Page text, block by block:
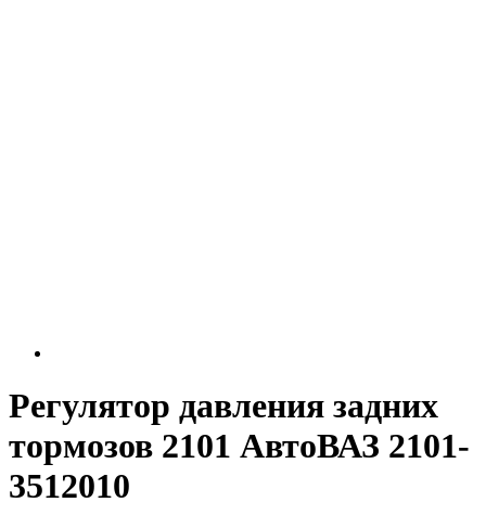
Регулятор давления задних
тормозов 2101 АвтоВАЗ 2101-
3512010